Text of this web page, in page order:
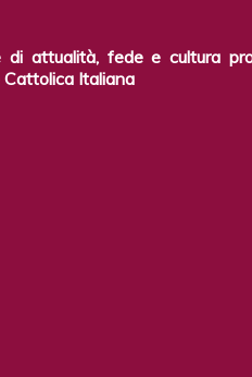
di attualità, fede e cultura
Italiana